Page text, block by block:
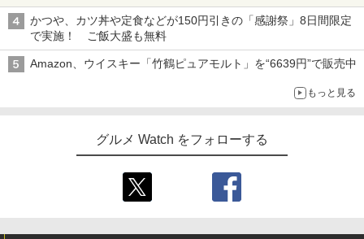
かつや、カツ丼や定食などが150円引きの「感謝祭」8日間限定
で実施！ ご飯大盛も無料
Amazon、ウイスキー「竹鶴ピュアモルト」を“6639円”で販売中
もっと見る
グルメ Watch をフォローする